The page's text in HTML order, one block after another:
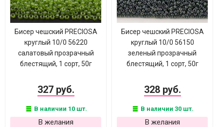
Бисер чешский PRECIOSA
круглый 10/0 56220
салатовый прозрачный
блестящий, 1 сорт, 50г
327 руб.
В наличии 10 шт.
В желания
Бисер чешский PRECIOSA
круглый 10/0 56150
зеленый прозрачный
блестящий, 1 сорт, 50г
328 руб.
В наличии 30 шт.
В желания